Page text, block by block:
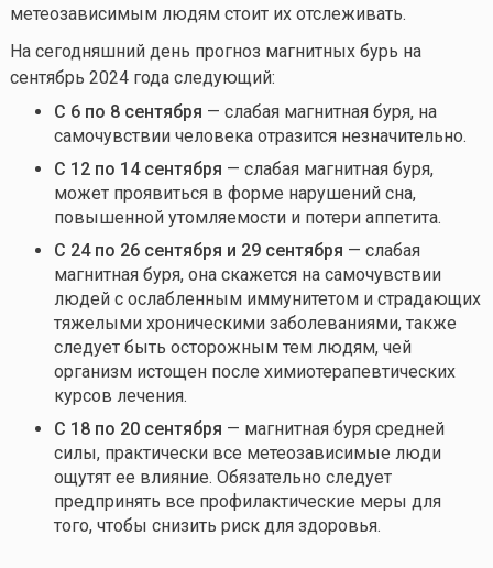
метеозависимым людям стоит их отслеживать.
На сегодняшний день прогноз магнитных бурь на
сентябрь 2024 года следующий:
С 6 по 8 сентября — слабая магнитная буря, на
самочувствии человека отразится незначительно.
С 12 по 14 сентября — слабая магнитная буря,
может проявиться в форме нарушений сна,
повышенной утомляемости и потери аппетита.
С 24 по 26 сентября и 29 сентября — слабая
магнитная буря, она скажется на самочувствии
людей с ослабленным иммунитетом и страдающих
тяжелыми хроническими заболеваниями, также
следует быть осторожным тем людям, чей
организм истощен после химиотерапевтических
курсов лечения.
С 18 по 20 сентября — магнитная буря средней
силы, практически все метеозависимые люди
ощутят ее влияние. Обязательно следует
предпринять все профилактические меры для
того, чтобы снизить риск для здоровья.